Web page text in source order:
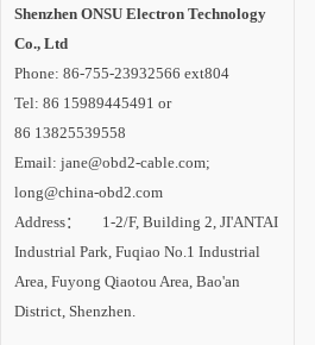
可以使得输出电流与
外围的电感量偏差和
偏差和电感偏差正是
批量生产面临的最大
5~10%左右的偏差。
而LED照明恒流驱动
3%以内，可以容许变
大的允差，这就降低
了规模工业化生产的
Shenzhen ONSU Electron Technology
Co., Ltd
Phone: 86-755-23932566 ext804
Tel: 86 15989445491 or
86 13825539558
Email: jane@obd2-cable.com;
long@china-obd2.com
Address： 1-2/F, Building 2, JI'ANTAI
Industrial Park, Fuqiao No.1 Industrial
Area, Fuyong Qiaotou Area, Bao'an
District, Shenzhen.